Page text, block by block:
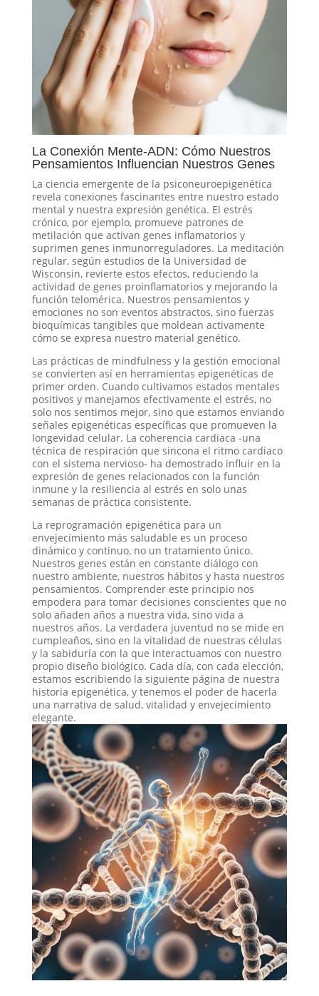
La Conexión Mente-ADN: Cómo Nuestros
Pensamientos Influencian Nuestros Genes
La ciencia emergente de la psiconeuroepigenética
revela conexiones fascinantes entre nuestro estado
mental y nuestra expresión genética. El estrés
crónico, por ejemplo, promueve patrones de
metilación que activan genes inflamatorios y
suprimen genes inmunorreguladores. La meditación
regular, según estudios de la Universidad de
Wisconsin, revierte estos efectos, reduciendo la
actividad de genes proinflamatorios y mejorando la
función telomérica. Nuestros pensamientos y
emociones no son eventos abstractos, sino fuerzas
bioquímicas tangibles que moldean activamente
cómo se expresa nuestro material genético.
Las prácticas de mindfulness y la gestión emocional
se convierten así en herramientas epigenéticas de
primer orden. Cuando cultivamos estados mentales
positivos y manejamos efectivamente el estrés, no
solo nos sentimos mejor, sino que estamos enviando
señales epigenéticas específicas que promueven la
longevidad celular. La coherencia cardiaca -una
técnica de respiración que sincona el ritmo cardiaco
con el sistema nervioso- ha demostrado influir en la
expresión de genes relacionados con la función
inmune y la resiliencia al estrés en solo unas
semanas de práctica consistente.
La reprogramación epigenética para un
envejecimiento más saludable es un proceso
dinámico y continuo, no un tratamiento único.
Nuestros genes están en constante diálogo con
nuestro ambiente, nuestros hábitos y hasta nuestros
pensamientos. Comprender este principio nos
empodera para tomar decisiones conscientes que no
solo añaden años a nuestra vida, sino vida a
nuestros años. La verdadera juventud no se mide en
cumpleaños, sino en la vitalidad de nuestras células
y la sabiduría con la que interactuamos con nuestro
propio diseño biológico. Cada día, con cada elección,
estamos escribiendo la siguiente página de nuestra
historia epigenética, y tenemos el poder de hacerla
una narrativa de salud, vitalidad y envejecimiento
elegante.